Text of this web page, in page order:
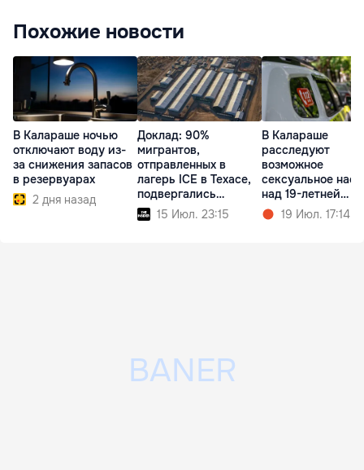
Похожие новости
В Калараше ночью
отключают воду из-
за снижения запасов
в резервуарах
2 дня назад
Доклад: 90%
мигрантов,
отправленных в
лагерь ICE в Техасе,
подвергались
насилию
15 Июл. 23:15
В Калараше
расследуют
возможное
сексуальное
над 19-летней
девушкой
19 Июл. 17:14